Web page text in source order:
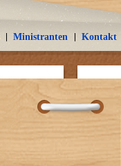
Ministranten Kontakt